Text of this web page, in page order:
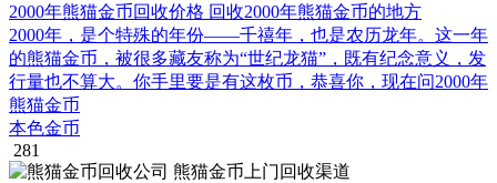
2000年熊猫金币回收价格 回收2000年熊猫金币的地方
2000年，是个特殊的年份——千禧年，也是农历龙年。这一年
的熊猫金币，被很多藏友称为“世纪龙猫”，既有纪念意义，发
行量也不算大。你手里要是有这枚币，恭喜你，现在问2000年
熊猫金币
本色金币
281